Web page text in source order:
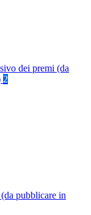
dei premi (da
2
pubblicare in